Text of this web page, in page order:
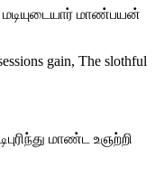
மாண்பயன்
gain, The slothful
மாண்ட உஞற்றி